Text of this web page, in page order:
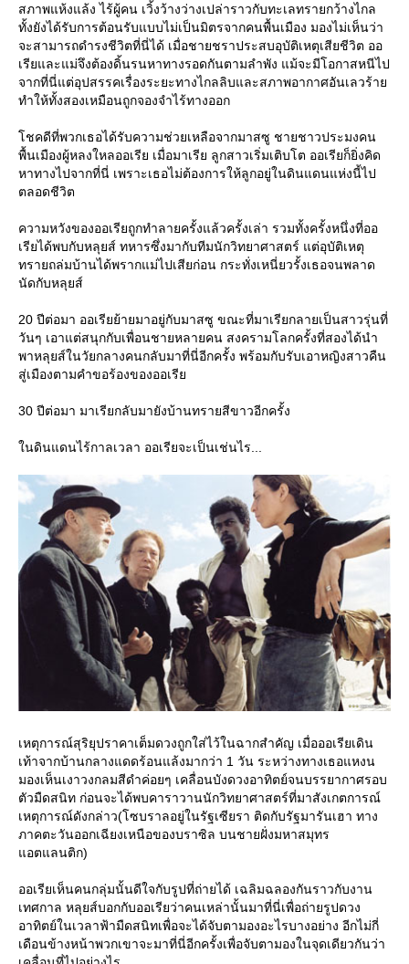
สภาพแห้งแล้ง ไร้ผู้คน เวิ้งว้างว่างเปล่าราวกับทะเลทรายกว้างไกล
ทั้งยังได้รับการต้อนรับแบบไม่เป็นมิตรจากคนพื้นเมือง มองไม่เห็นว่า
จะสามารถดำรงชีวิตที่นี่ได้ เมื่อชายชราประสบอุบัติเหตุเสียชีวิต ออ
เรียและแม่จึงต้องดิ้นรนหาทางรอดกันตามลำพัง แม้จะมีโอกาสหนีไป
จากที่นี่แต่อุปสรรคเรื่องระยะทางไกลลิบและสภาพอากาศอันเลวร้า
ทำให้ทั้งสองเหมือนถูกจองจำไร้ทางออก
ชคดีที่พวกเธอได้รับความช่วยเหลือจากมาสซู ชายชาวประมงคน
พื้นเมืองผู้หลงใหลออเรีย เมื่อมาเรีย ลูกสาวเริ่มเติบโต ออเรียก็ยิ่งคิด
หาทางไปจากที่นี่ เพราะเธอไม่ต้องการให้ลูกอยู่ในดินแดนแห่งนี้ไป
ตลอดชีวิต
ความหวังของออเรียถูกทำลายครั้งแล้วครั้งเล่า รวมทั้งครั้งหนึ่งที่ออ
เรียได้พบกับหลุยส์ ทหารซึ่งมากับทีมนักวิทยาศาสตร์ แต่อุบัติเหตุ
ทรายถล่มบ้านได้พรากแม่ไปเสียก่อน กระทั่งเหนี่ยวรั้งเธอจนพลาด
นัดกับหลุยส์
20 ปีต่อมา ออเรียย้ายมาอยู่กับมาสซู ขณะที่มาเรียกลายเป็นสาวรุ่นที่
วันๆ เอาแต่สนุกกับเพื่อนชายหลายคน สงครามโลกครั้งที่สองได้นำ
พาหลุยส์ในวัยกลางคนกลับมาที่นี่อีกครั้ง พร้อมกับรับเอาหญิงสาวคืน
สู่เมืองตามคำขอร้องของออเรี
30 ปีต่อมา มาเรียกลับมายังบ้านทรายสีขาวอีกครั้ง
นดินแดนไร้กาลเวลา ออเรียจะเป็นเช่นไร...
เหตุการณ์สุริยุปราคาเต็มดวงถูกใส่ไว้ในฉากสำคัญ เมื่อออเรียเดิน
เท้าจากบ้านกลางแดดร้อนแล้งมากว่า 1 วัน ระหว่างทางเธอแหงน
มองเห็นเงาวงกลมสีดำค่อยๆ เคลื่อนบังดวงอาทิตย์จนบรรยากาศรอบ
ตัวมืดสนิท ก่อนจะได้พบคาราวานนักวิทยาศาสตร์ที่มาสังเกตการณ์
เหตุการณ์ดังกล่าว(โซบราลอยู่ในรัฐเซียรา ติดกับรัฐมารันเฮา ทาง
ภาคตะวันออกเฉียงเหนือของบราซิล บนชายฝั่งมหาสมุทร
อตแลนติก)
ออเรียเห็นคนกลุ่มนั้นดีใจกับรูปที่ถ่ายได้ เฉลิมฉลองกันราวกับงาน
เทศกาล หลุยส์บอกกับออเรียว่าคนเหล่านั้นมาที่นี่เพื่อถ่ายรูปดวง
อาทิตย์ในเวลาฟ้ามืดสนิทเพื่อจะได้จับตามองอะไรบางอย่าง อีกไม่กี่
เดือนข้างหน้าพวกเขาจะมาที่นี่อีกครั้งเพื่อจับตามองในจุดเดียวกันว่า